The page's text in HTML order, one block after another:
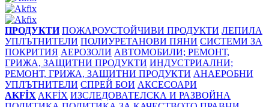
ПРОДУКТИ ПОЖАРОУСТОЙЧИВИ ПРОДУКТИ ЛЕПИЛА
УПЛЪТНИТЕЛИ ПОЛИУРЕТАНОВИ ПЯНИ СИСТЕМИ ЗА
ПОКРИТИЯ АЕРОЗОЛИ АВТОМОБИЛИ; РЕМОНТ,
ГРИЖА, ЗАЩИТНИ ПРОДУКТИ ИНДУСТРИАЛНИ;
РЕМОНТ, ГРИЖА, ЗАЩИТНИ ПРОДУКТИ АНАЕРОБНИ
УПЛЪТНИТЕЛИ СПРЕЙ БОИ АКСЕСОАРИ
AKFİXAKFİX ИЗСЛЕДОВАТЕЛСКА И РАЗВОЙНА